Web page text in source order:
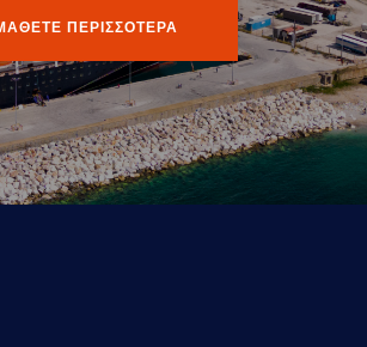
ΠΕΡΙΣΣΟΤΕΡΑ